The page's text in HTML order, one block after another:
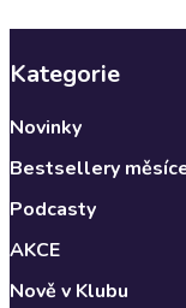
Kategorie
Novinky
Bestsellery
Podcasty
AKCE
Nově v Klubu